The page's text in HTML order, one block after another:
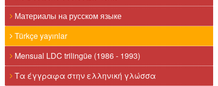
Материалы на русском языке
Türkçe yayınlar
Mensual LDC trilingüe (1986 - 1993)
Τα έγγραφα στην ελληνική γλώσσα